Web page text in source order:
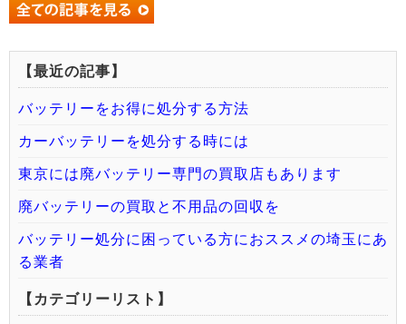
【最近の記事】
バッテリーをお得に処分する方法
カーバッテリーを処分する時には
東京には廃バッテリー専門の買取店もあります
廃バッテリーの買取と不用品の回収を
バッテリー処分に困っている方におススメの埼玉にあ
る業者
【カテゴリーリスト】